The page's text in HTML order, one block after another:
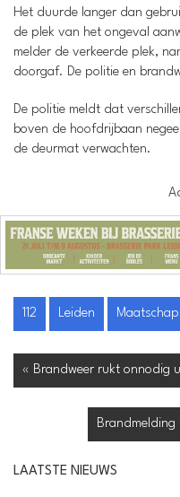
Het duurde langer dan
de plek van het ongeval
melder de verkeerde plek,
doorgaf. De politie en
De politie meldt dat
boven de hoofdrijbaan
de deurmat verwachten.
112 Leiden
« Brandweer rukt onnodig
Brandmelding
LAATSTE NIEUWS